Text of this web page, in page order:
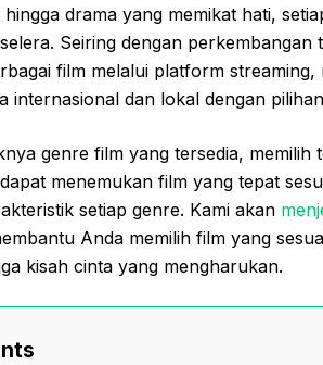
drama yang memikat hati,
Seiring dengan
film melalui platform
internasional dan lokal dengan
genre film yang tersedia, memilih
menemukan film yang tepat
setiap genre. Kami akan
Anda memilih film yang
kisah cinta yang mengharukan.